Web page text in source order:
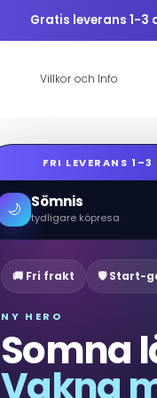
Gratis leverans 1-3
Villkor och Info
FRI LEVERANS
🌙 Sömnis
tydligare köpresa
🚚 Fri frakt 🛡️ Start-
NY HERO
Somna
Vakna